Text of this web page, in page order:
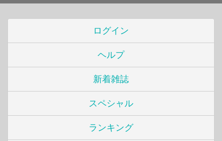
ログイン
ヘルプ
新着雑誌
スペシャル
ランキング